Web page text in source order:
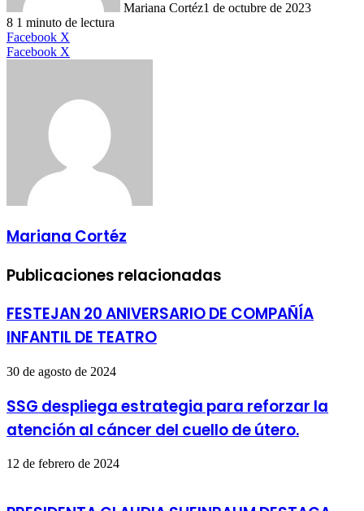
Mariana Cortéz1 de octubre de 2023
8 1 minuto de lectura
Facebook X
Facebook X
Mariana Cortéz
Publicaciones relacionadas
FESTEJAN 20 ANIVERSARIO DE COMPAÑÍA
INFANTIL DE TEATRO
30 de agosto de 2024
SSG despliega estrategia para reforzar la
atención al cáncer del cuello de útero.
12 de febrero de 2024